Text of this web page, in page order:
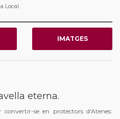
Local.
IMATGES
eterna.
se en protectors d'Atenes: